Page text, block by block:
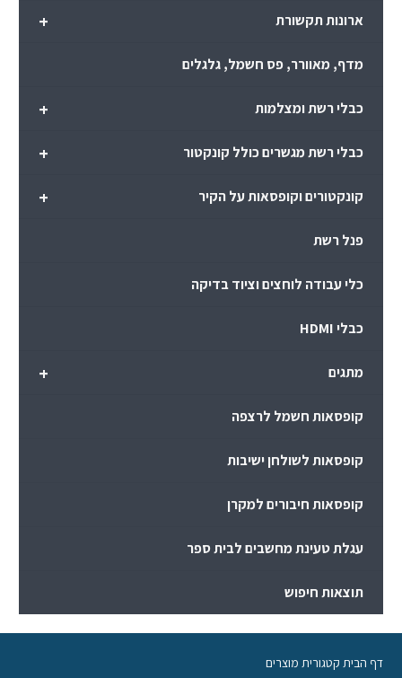
+ ארונות תקשורת
מדף, מאוורר, פס חשמל, גלגלים
+ כבלי רשת ומצלמות
+ כבלי רשת מגשרים כולל קונקטור
+ קונקטורים וקופסאות על הקיר
פנל רשת
כלי עבודה לוחצים וציוד בדיקה
כבלי HDMI
+ מתגים
קופסאות חשמל לרצפה
קופסאות לשולחן ישיבות
קופסאות חיבורים למקרן
עגלת טעינת מחשבים לבית ספר
תוצאות חיפוש
דף הבית קטגורית מוצרים